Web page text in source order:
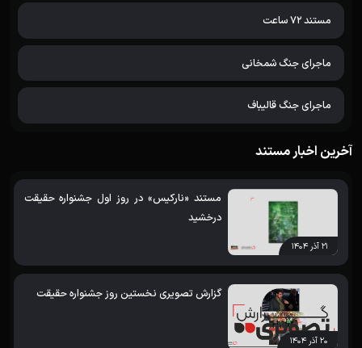
مستند 72 ساعت
ماجرای جنگ شمخانی
ماجرای جنگ قالیباف
آخرین اخبار مستند
۲۱ آذر ۱۴۰۴
مستند «نارکیس» در روز اول جشنواره حقیقت
درخشید
۲۰ آذر ۱۴۰۴
گزارش تصویری نخستین روز جشنواره حقیقت